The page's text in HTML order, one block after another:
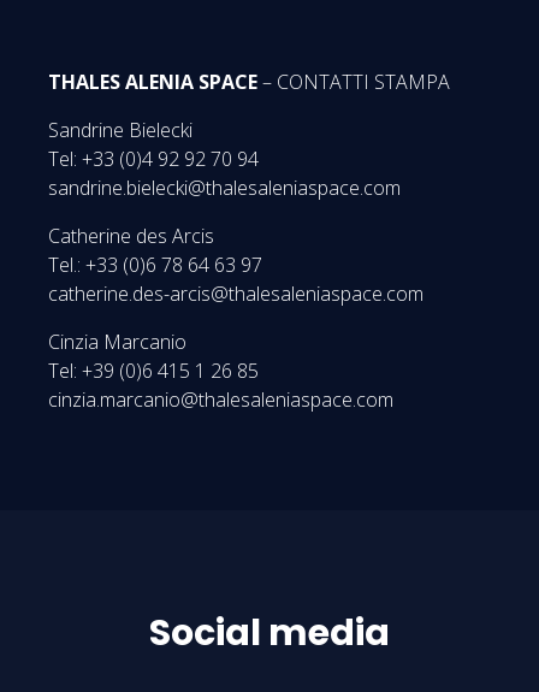
THALES ALENIA SPACE– CONTATTI STAMPA
Sandrine Bielecki
Tel: +33 (0)4 92 92 70 94
sandrine.bielecki@thalesaleniaspace.com
Catherine des Arcis
Tel.: +33 (0)6 78 64 63 97
catherine.des-arcis@thalesaleniaspace.com
Cinzia Marcanio
Tel: +39 (0)6 415 1 26 85
cinzia.marcanio@thalesaleniaspace.com
Social media